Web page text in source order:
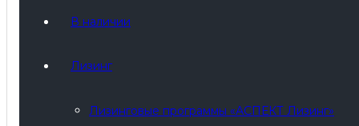
В наличии
Лизинг
Лизинговые программы «АСПЕКТ Лизинг»